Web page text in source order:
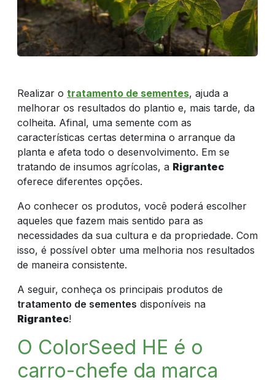
REPRESENTANTE
DE VENDAS
RESULTADO
DO CAMPO
CULTIVOS
NOTÍCIAS
COMPRE
AGORA
Realizar o tratamento de sementes, ajuda a
melhorar os resultados do plantio e, mais tarde, da
colheita. Afinal, uma semente com as
características certas determina o arranque da
planta e afeta todo o desenvolvimento. Em se
tratando de insumos agrícolas, a Rigrantec
oferece diferentes opções.
Ao conhecer os produtos, você poderá escolher
aqueles que fazem mais sentido para as
necessidades da sua cultura e da propriedade. Com
isso, é possível obter uma melhoria nos resultados
de maneira consistente.
A seguir, conheça os principais produtos de
tratamento de sementes disponíveis na
Rigrantec!
O ColorSeed HE é o
carro-chefe da marca